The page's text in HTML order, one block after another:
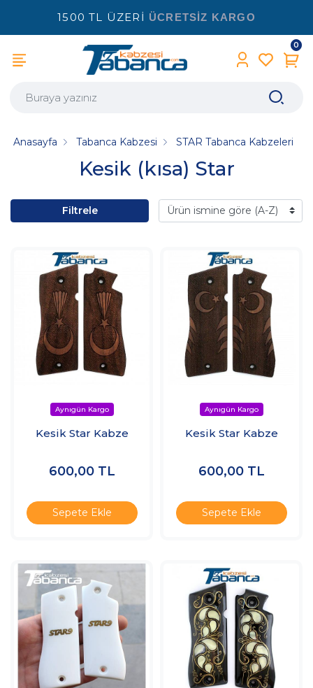
1500 TL ÜZERİ ÜCRETSİZ KARGO
0
Kesik (kısa) Star
Anasayfa Tabanca Kabzesi STAR Tabanca Kabzeleri
Filtrele
Kesik Star Kabze
600,00 TL
Sepete Ekle
Kesik Star Kabze
600,00 TL
Sepete Ekle